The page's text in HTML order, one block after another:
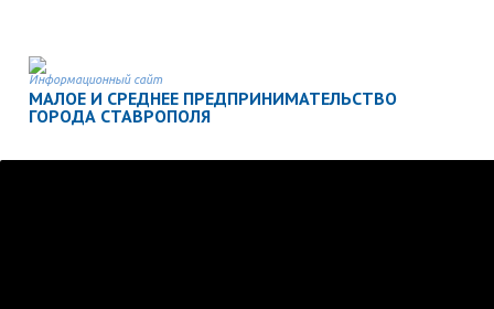
Информационный сайт
МАЛОЕ И СРЕДНЕЕ ПРЕДПРИНИМАТЕЛЬСТВО
ГОРОДА СТАВРОПОЛЯ